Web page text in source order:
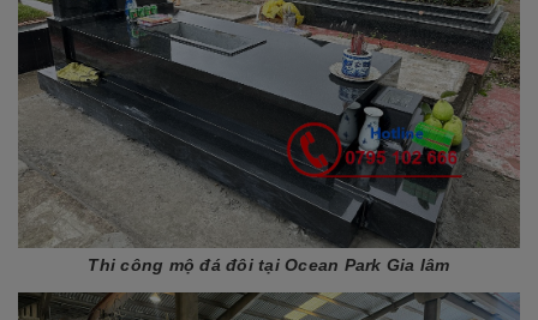
Thi công mộ đá đôi tại Ocean Park Gia lâm